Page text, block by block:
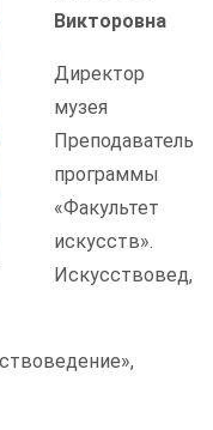
Викторовна
Директор
музея
Преподаватель
программы
«Факультет
искусств».
Искусствовед,